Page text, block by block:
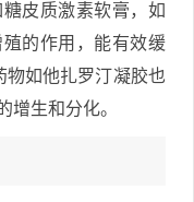
皮质激素软膏，如
的作用，能有效缓
物如他扎罗汀凝胶也
增生和分化。